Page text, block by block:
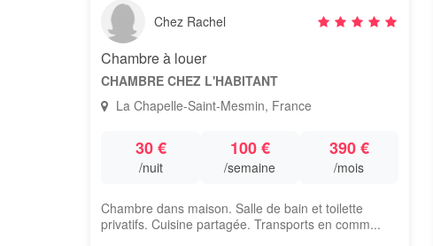
Chez Rachel
Chambre à louer
CHAMBRE CHEZ L'HABITANT
La Chapelle-Saint-Mesmin, France
30 €
/nuit
100 €
/semaine
390 €
/mois
Chambre dans maison. Salle de bain et toilette
privatifs. Cuisine partagée. Transports en comm...